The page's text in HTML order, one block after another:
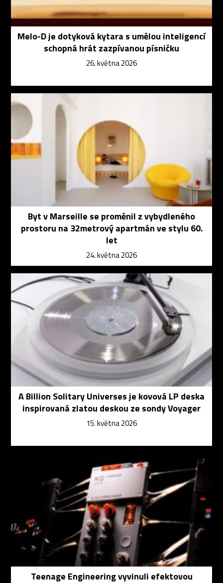
Melo-D je dotyková kytara s umělou inteligencí
schopná hrát zazpívanou písničku
26. května 2026
Byt v Marseille se proměnil z vybydleného
prostoru na 32metrový apartmán ve stylu 60.
let
24. května 2026
A Billion Solitary Universes je kovová LP deska
inspirovaná zlatou deskou ze sondy Voyager
15. května 2026
Teenage Engineering vyvinuli efektovou